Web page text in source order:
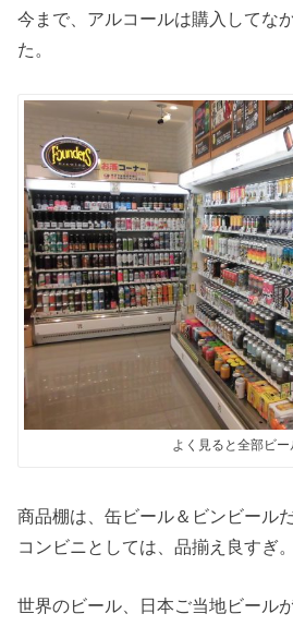
今まで、アルコールは購入してな
た。
よく見ると全部ビー
商品棚は、缶ビール＆ビンビール
コンビニとしては、品揃え良すぎ。
世界のビール、日本ご当地ビール